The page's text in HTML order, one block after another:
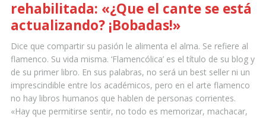
rehabilitada: «¿Que el cante se está
actualizando? ¡Bobadas!»
Dice que compartir su pasión le alimenta el alma. Se refiere al
flamenco. Su vida misma. ‘Flamencólica’ es el título de su blog y
de su primer libro. En sus palabras, no será un best seller ni un
imprescindible entre los académicos, pero en el arte flamenco
no hay libros humanos que hablen de personas corrientes.
«Hay que permitirse sentir, no todo es memorizar, machacar,